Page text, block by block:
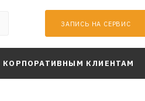
ЗАПИСЬ НА СЕРВИС
КОРПОРАТИВНЫМ КЛИЕНТАМ